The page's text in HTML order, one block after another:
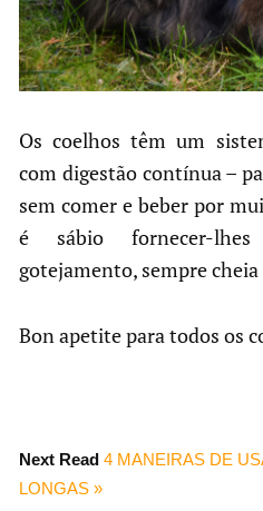
Os coelhos têm um
com digestão contínua –
sem comer e beber por
é sábio fornecer-
gotejamento, sempre
Bon apetite para todos os
Next Read 4 MANEIRAS DE
LONGAS »